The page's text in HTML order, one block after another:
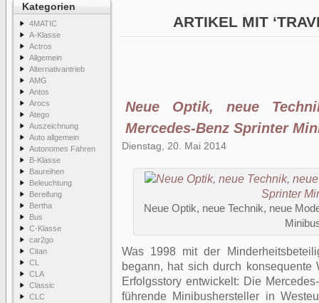
Kategorien
4MATIC
A-Klasse
Actros
Allgemein
Alternativantrieb
AMG
Antos
Arocs
Atego
Auszeichnung
Auto allgemein
Autonomes Fahren
B-Klasse
Baureihen
Beleuchtung
Bereifung
Bertha
Bus
C-Klasse
car2go
Citan
CL
CLA
Classic
CLC
ARTIKEL MIT
Neue Optik, neue
Mercedes-Benz Sprinter
Dienstag, 20. Mai 2014
Neue Optik, neue Technik, neue
Was 1998 mit der
begann, hat sich durch konsequente
Erfolgsstory entwickelt: Die
führende Minibushersteller in